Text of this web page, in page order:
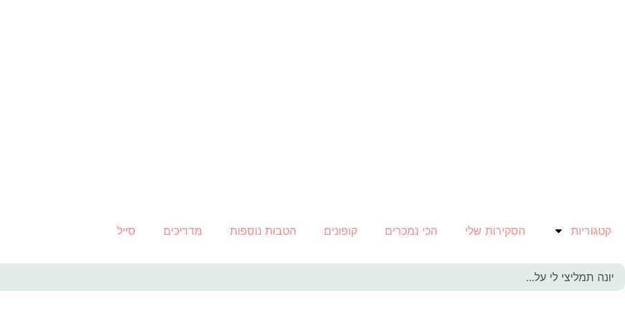
קטגוריות הסקירות שלי הכי נמכרים קופונים הטבות נוספות מדריכים סייל